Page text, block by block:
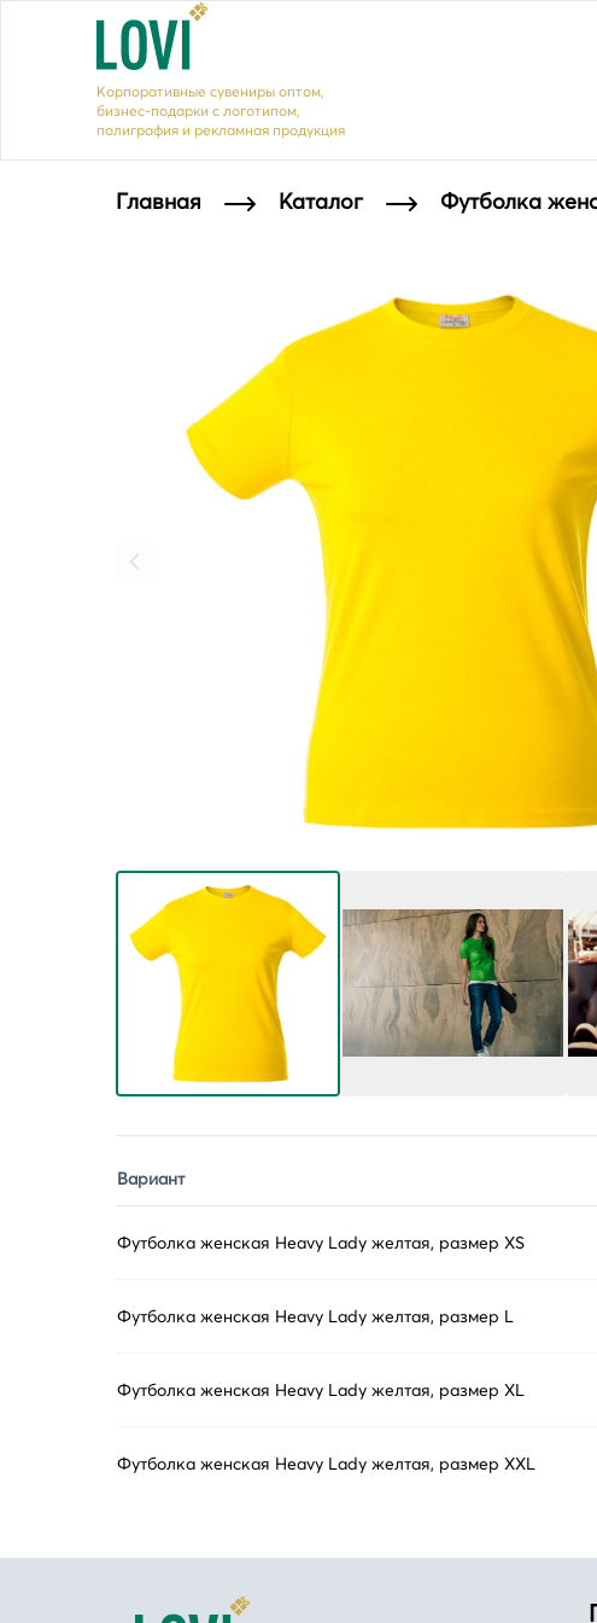
Корпоративные сувениры оптом,
бизнес-подарки с логотипом,
полиграфия и рекламная продукция
Главная Каталог Футболка
Вариант
Футболка женская Heavy Lady желтая, размер XS
Футболка женская Heavy Lady желтая, размер L
Футболка женская Heavy Lady желтая, размер XL
Футболка женская Heavy Lady желтая, размер XXL